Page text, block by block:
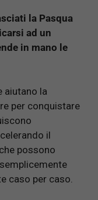
la Pasqua
ad un
in mano le
aiutano la
per conquistare
il
possono
caso per caso.